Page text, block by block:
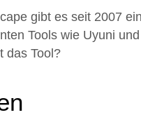
gibt es seit 2007
Tools wie Uyuni und
das Tool?